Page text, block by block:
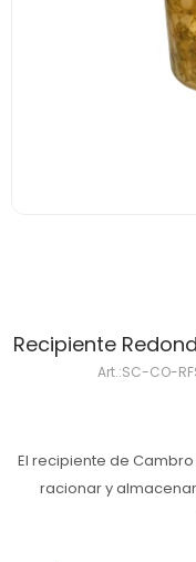
Recipiente
SC-CO-
El recipiente de
racionar y